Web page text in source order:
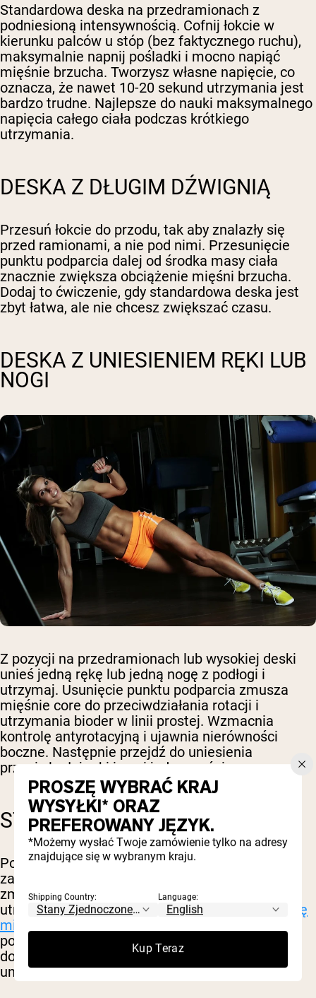
Standardowa deska na przedramionach z
podniesioną intensywnością. Cofnij łokcie w
kierunku palców u stóp (bez faktycznego ruchu),
maksymalnie napnij pośladki i mocno napiąć
mięśnie brzucha. Tworzysz własne napięcie, co
oznacza, że nawet 10-20 sekund utrzymania jest
bardzo trudne. Najlepsze do nauki maksymalnego
napięcia całego ciała podczas krótkiego
utrzymania.
DESKA Z DŁUGIM DŹWIGNIĄ
Przesuń łokcie do przodu, tak aby znalazły się
przed ramionami, a nie pod nimi. Przesunięcie
punktu podparcia dalej od środka masy ciała
znacznie zwiększa obciążenie mięśni brzucha.
Dodaj to ćwiczenie, gdy standardowa deska jest
zbyt łatwa, ale nie chcesz zwiększać czasu.
DESKA Z UNIESIENIEM RĘKI LUB
NOGI
Z pozycji na przedramionach lub wysokiej deski
unieś jedną rękę lub jedną nogę z podłogi i
utrzymaj. Usunięcie punktu podparcia zmusza
mięśnie core do przeciwdziałania rotacji i
utrzymania bioder w linii prostej. Wzmacnia
kontrolę antyrotacyjną i ujawnia nierówności
boczne. Następnie przejdź do uniesienia
przeciwległej ręki i nogi jednocześnie.
STABILITY BALL PLANK
Połóż przedramiona na piłce stabilizacyjnej
zamiast na podłodze. Niestabilna powierzchnia
zmusza mięśnie core do większej pracy, aby
utrzymać piłkę w miejscu, cozwiększa aktywację
mięśni core
podłodze. Dobre do zwiększenia trudności bez
dodawania obciążenia lub czasu. Możesz też
unieść stopy na piłce.
PROSZĘ WYBRAĆ KRAJ
WYSYŁKI* ORAZ
PREFEROWANY JĘZYK.
*Możemy wysłać Twoje zamówienie tylko na adresy
znajdujące się w wybranym kraju.
Shipping Country: Language:
Kup Teraz